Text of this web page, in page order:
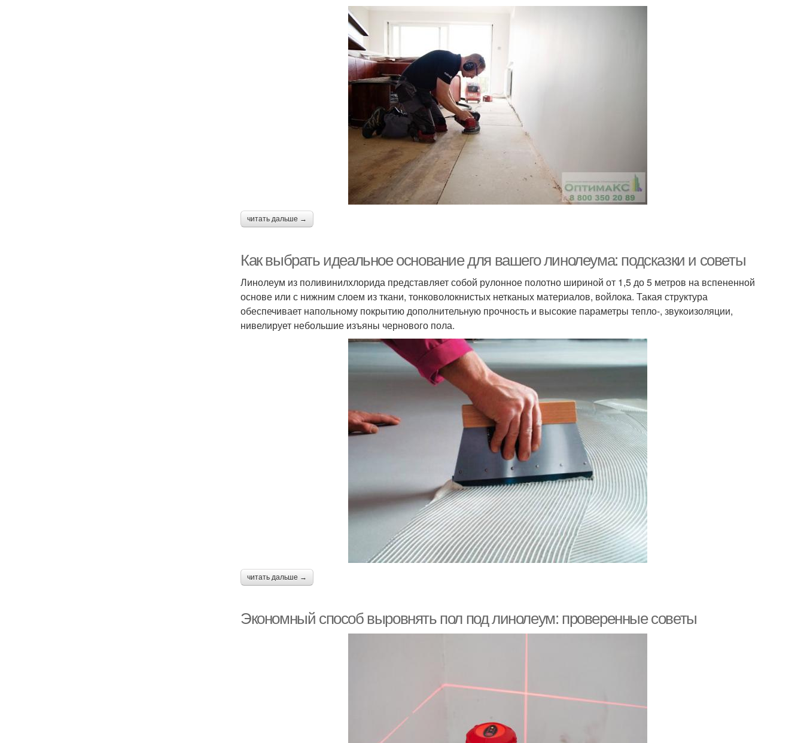
читать дальше →
Как выбрать идеальное основание для вашего линолеума: подсказки и советы
Линолеум из поливинилхлорида представляет собой рулонное полотно шириной от 1,5 до 5 метров на вспененной
основе или с нижним слоем из ткани, тонковолокнистых нетканых материалов, войлока. Такая структура
обеспечивает напольному покрытию дополнительную прочность и высокие параметры тепло-, звукоизоляции,
нивелирует небольшие изъяны чернового пола.
читать дальше →
Экономный способ выровнять пол под линолеум: проверенные советы